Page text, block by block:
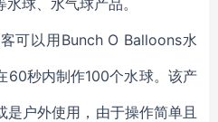
可以用Bunch O Balloons水
60秒内制作100个水球。该产
户外使用，由于操作简单且